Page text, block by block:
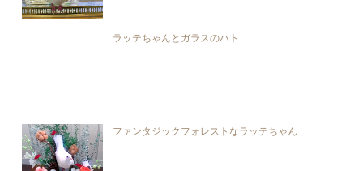
ラッテちゃんとガラスのハト
ファンタジックフォレストなラッテちゃん